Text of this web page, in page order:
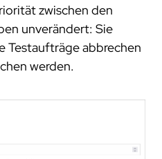
zwischen den
unverändert: Sie
Testaufträge abbrechen
werden.